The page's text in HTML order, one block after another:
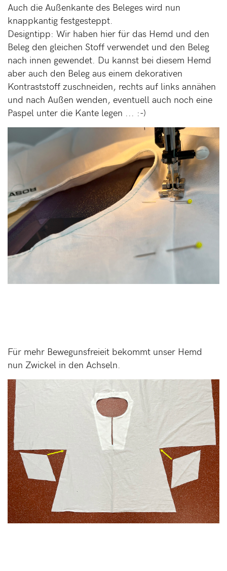
Auch die Außenkante des Beleges wird nun
knappkantig festgesteppt.
Designtipp: Wir haben hier für das Hemd und den
Beleg den gleichen Stoff verwendet und den Beleg
nach innen gewendet. Du kannst bei diesem Hemd
aber auch den Beleg aus einem dekorativen
Kontraststoff zuschneiden, rechts auf links annähen
und nach Außen wenden, eventuell auch noch eine
Paspel unter die Kante legen ... :-)
Für mehr Bewegunsfreieit bekommt unser Hemd
nun Zwickel in den Achseln.